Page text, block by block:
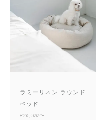
ラミーリネン ラウンド
ベッド
¥26,400〜